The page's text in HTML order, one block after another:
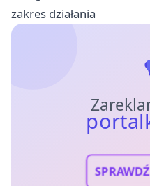
zakres działania